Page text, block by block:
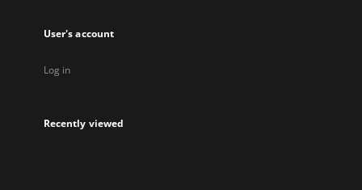
User's account
Log in
Recently viewed